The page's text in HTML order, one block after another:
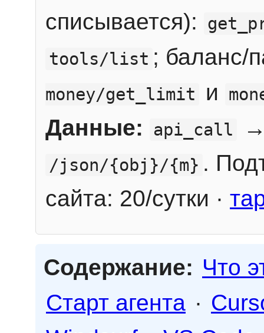
списывается):
tools/list ; баланс/
money/get_limit и
Данные: api_call
/json/{obj}/{m} .
сайта: 20/сутки ·
Содержание: Что
Старт агента ·